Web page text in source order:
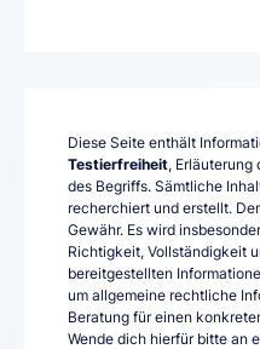
Diese Seite enthält
Testierfreiheit, Erläuterung
des Begriffs. Sämtliche
recherchiert und erstellt.
Gewähr. Es wird
Richtigkeit, Vollständigkeit
bereitgestellten
um allgemeine rechtliche
Beratung für einen
Wende dich hierfür bitte an